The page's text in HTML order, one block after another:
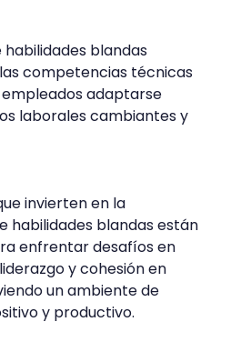
habilidades blandas
competencias técnicas
adaptarse
laborales cambiantes y
invierten en la
habilidades blandas están
enfrentar desafíos en
y cohesión en
un ambiente de
y productivo.